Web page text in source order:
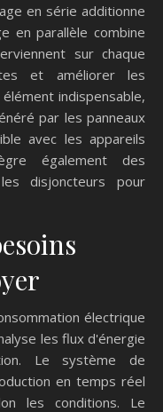
en série additionne
en parallèle combine
sur chaque
et améliorer les
indispensable,
par les panneaux
avec les appareils
également des
disjoncteurs pour
électrique
les flux d'énergie
Le système de
en temps réel
les conditions. Le